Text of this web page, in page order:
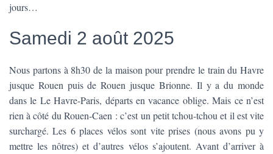
O
N
jours…
Samedi 2 août 2025
Nous partons à 8h30 de la maison pour prendre le train du Havre
jusque Rouen puis de Rouen jusque Brionne. Il y a du monde
dans le Le Havre-Paris, départs en vacance oblige. Mais ce n’est
rien à côté du Rouen-Caen : c’est un petit tchou-tchou et il est vite
surchargé. Les 6 places vélos sont vite prises (nous avons pu y
mettre les nôtres) et d’autres vélos s’ajoutent. Avant d’arriver à